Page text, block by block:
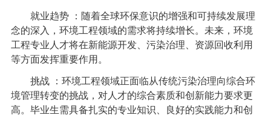
就业趋势 ：随着全球环保意识的增强和可持续发展理
念的深入，环境工程领域的需求将持续增长。未来，环境
工程专业人才将在新能源开发、污染治理、资源回收利用
等方面发挥重要作用。
挑战 ：环境工程领域正面临从传统污染治理向综合环
境管理转变的挑战，对人才的综合素质和创新能力要求更
高。毕业生需具备扎实的专业知识、良好的实践能力和创